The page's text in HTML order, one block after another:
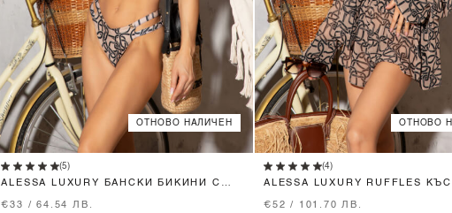
ОТНОВО НАЛИЧЕН
S M
(5)
ALESSA LUXURY БАНСКИ БИКИНИ С
€33 / 64.54 ЛВ.
ОТНОВО
S M
(4)
ALESSA LUXURY RUFFLES КЪС
€52 / 101.70 ЛВ.